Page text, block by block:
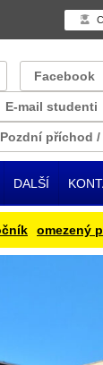
Facebook
E-mail studenti
Pozdní příchod
DALŠÍ
omezený